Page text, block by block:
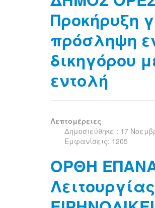
Προκήρυξη
πρόσληψη
δικηγόρου
εντολή
Λεπτομέρειες
Δημοσιεύθηκε : 17
Εμφανίσεις: 1205
ΟΡΘΗ
Λειτουργίας